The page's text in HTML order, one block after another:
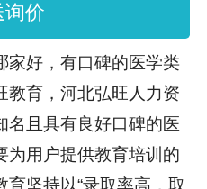
询价
家好，有口碑的医学类
教育，河北弘旺人力资
名且具有良好口碑的医
为用户提供教育培训的
坚持以“录取率高，取